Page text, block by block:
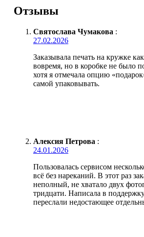
Отзывы
Святослава Чумакова :
27.02.2026
Заказывала печать на кружке
вовремя, но в коробке не было
хотя я отмечала опцию
самой упаковывать.
Алексия Петрова :
24.01.2026
Пользовалась сервисом
всё без нареканий. В этот раз
неполный, не хватало двух
тридцати. Написала в
переслали недостающее